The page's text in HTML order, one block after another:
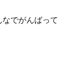
でがんばって